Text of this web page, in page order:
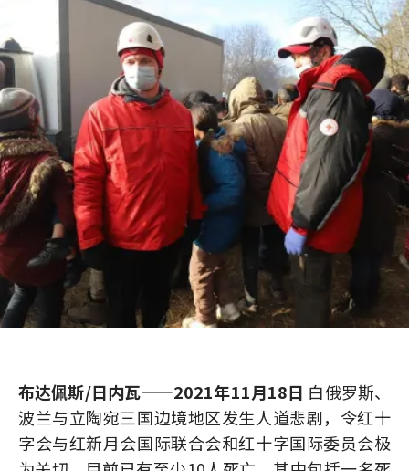
布达佩斯/日内瓦——2021年11月18日 白俄罗斯、
波兰与立陶宛三国边境地区发生人道悲剧，令红十
字会与红新月会国际联合会和红十字国际委员会极